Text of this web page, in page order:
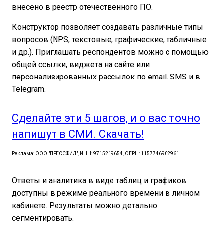
внесено в реестр отечественного ПО.
Конструктор позволяет создавать различные типы
вопросов (NPS, текстовые, графические, табличные
и др.). Приглашать респондентов можно с помощью
общей ссылки, виджета на сайте или
персонализированных рассылок по email, SMS и в
Telegram.
Сделайте эти 5 шагов, и о вас точно
напишут в СМИ. Скачать!
Реклама: ООО "ПРЕССФИД", ИНН: 9715219654, ОГРН: 1157746902961
Ответы и аналитика в виде таблиц и графиков
доступны в режиме реального времени в личном
кабинете. Результаты можно детально
сегментировать.